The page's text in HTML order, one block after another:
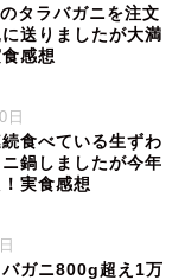
タラバガニを注文
送りましたが大満
感想
日
食べている生ずわ
鍋しましたが今年
実食感想
ガニ800g超え1万